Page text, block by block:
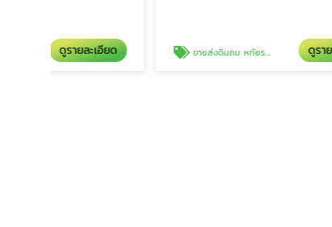
ขายส่งดินถม หทัยราษฎร์ ดูรายละเอียด